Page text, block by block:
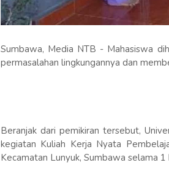
Sumbawa, Media NTB - Mahasiswa
permasalahan lingkungannya dan
Beranjak dari pemikiran tersebut,
kegiatan Kuliah Kerja Nyata
Kecamatan Lunyuk, Sumbawa selama